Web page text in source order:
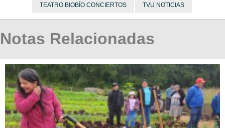
TEATRO BIOBÍO CONCIERTOS TVU NOTICIAS
Notas Relacionadas